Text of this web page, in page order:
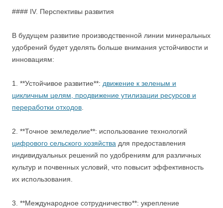
#### IV. Перспективы развития
В будущем развитие производственной линии минеральных
удобрений будет уделять больше внимания устойчивости и
инновациям:
1. **Устойчивое развитие**: движение к зеленым и
цикличным целям, продвижение утилизации ресурсов и
переработки отходов
2. **Точное земледелие**: использование технологий
цифрового сельского хозяйства для предоставления
индивидуальных решений по удобрениям для различных
культур и почвенных условий, что повысит эффективность
их использования.
3. **Международное сотрудничество**: укрепление